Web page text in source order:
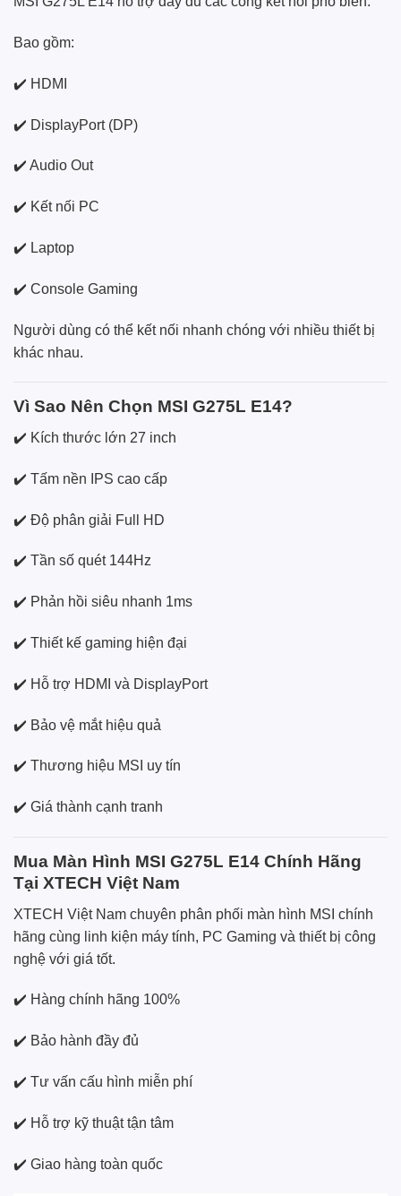
Bao gồm:
✔️ HDMI
✔️ DisplayPort (DP)
✔️ Audio Out
✔️ Kết nối PC
✔️ Laptop
✔️ Console Gaming
Người dùng có thể kết nối nhanh chóng với nhiều thiết bị
khác nhau.
Vì Sao Nên Chọn MSI G275L E14?
✔️ Kích thước lớn 27 inch
✔️ Tấm nền IPS cao cấp
✔️ Độ phân giải Full HD
✔️ Tần số quét 144Hz
✔️ Phản hồi siêu nhanh 1ms
✔️ Thiết kế gaming hiện đại
✔️ Hỗ trợ HDMI và DisplayPort
✔️ Bảo vệ mắt hiệu quả
✔️ Thương hiệu MSI uy tín
✔️ Giá thành cạnh tranh
Mua Màn Hình MSI G275L E14 Chính Hãng
Tại XTECH Việt Nam
XTECH Việt Nam chuyên phân phối màn hình MSI chính
hãng cùng linh kiện máy tính, PC Gaming và thiết bị công
nghệ với giá tốt.
✔️ Hàng chính hãng 100%
✔️ Bảo hành đầy đủ
✔️ Tư vấn cấu hình miễn phí
✔️ Hỗ trợ kỹ thuật tận tâm
✔️ Giao hàng toàn quốc